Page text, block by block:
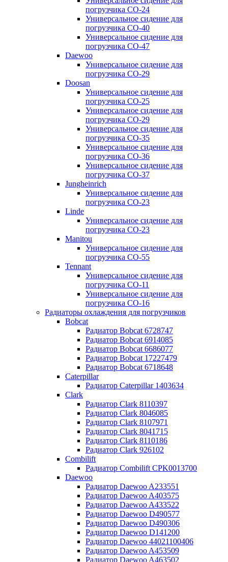
погрузчика CO-24
Универсальное сидение для
погрузчика CO-40
Универсальное сидение для
погрузчика CO-47
Daewoo
Универсальное сидение для
погрузчика CO-29
Doosan
Универсальное сидение для
погрузчика CO-25
Универсальное сидение для
погрузчика CO-29
Универсальное сидение для
погрузчика CO-35
Универсальное сидение для
погрузчика CO-36
Универсальное сидение для
погрузчика CO-37
Jungheinrich
Универсальное сидение для
погрузчика CO-23
Linde
Универсальное сидение для
погрузчика CO-23
Manitou
Универсальное сидение для
погрузчика CO-55
Tennant
Универсальное сидение для
погрузчика CO-11
Универсальное сидение для
погрузчика CO-16
Радиаторы охлаждения для погрузчиков
Bobcat
Радиатор Bobcat 6728747
Радиатор Bobcat 6914085
Радиатор Bobcat 6686077
Радиатор Bobcat 17227479
Радиатор Bobcat 6718648
Caterpillar
Радиатор Caterpillar 1403634
Clark
Радиатор Clark 8110397
Радиатор Clark 8046085
Радиатор Clark 8107971
Радиатор Clark 8041715
Радиатор Clark 8110186
Радиатор Clark 926102
Combilift
Радиатор Combilift CPK0013700
Daewoo
Радиатор Daewoo A233551
Радиатор Daewoo A403575
Радиатор Daewoo A433522
Радиатор Daewoo D490577
Радиатор Daewoo D490306
Радиатор Daewoo D141200
Радиатор Daewoo 44021100406
Радиатор Daewoo A453509
Радиатор Daewoo A463502